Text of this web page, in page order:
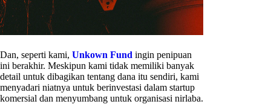
Dan, seperti kami, Unkown Fund ingin penipuan
ini berakhir. Meskipun kami tidak memiliki banyak
detail untuk dibagikan tentang dana itu sendiri, kami
menyadari niatnya untuk berinvestasi dalam startup
komersial dan menyumbang untuk organisasi nirlaba.